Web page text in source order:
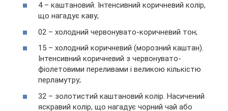
4 – каштановий. Інтенсивний коричневий колір,
що нагадує каву;
02 – холодний червонувато-коричневий тон;
15 – холодний коричневий (морозний каштан).
Інтенсивний коричневий з червонувато-
фіолетовими переливами і великою кількістю
перламутру;
32 – золотистий каштановий колір. Насичений
яскравий колір, що нагадує чорний чай або